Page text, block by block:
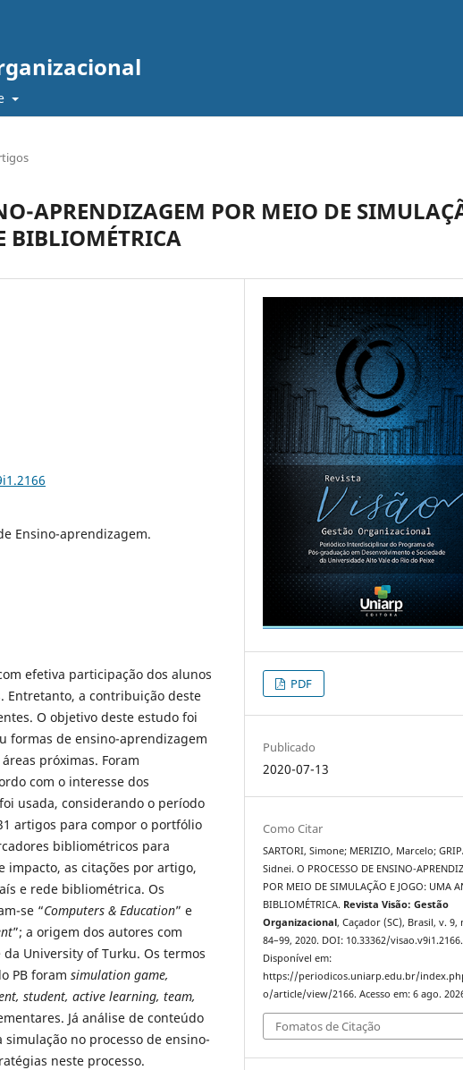
APRENDIZAGEM POR MEIO DE
BIBLIOMÉTRICA
Ensino-aprendizagem.
efetiva participação dos alunos
Entretanto, a contribuição deste
O objetivo deste estudo foi
formas de ensino-aprendizagem
próximas. Foram
com o interesse dos
usada, considerando o período
artigos para compor o portfólio
bibliométricos para
impacto, as citações por artigo,
e rede bibliométrica. Os
se “Computers & Education” e
”; a origem dos autores com
University of Turku. Os termos
PB foram simulation game,
student, active learning, team,
Já análise de conteúdo
no processo de ensino-
neste processo.
PDF
Publicado
2020-07-13
Como Citar
SARTORI, Simone; MERIZIO, Marcelo;
Sidnei. O PROCESSO DE ENSINO-
POR MEIO DE SIMULAÇÃO E JOGO: UMA
BIBLIOMÉTRICA. Revista Visão: Gestão
Organizacional, Caçador (SC), Brasil, v. 9,
84–99, 2020. DOI: 10.33362/visao.v9i1.2166.
Disponível em:
https://periodicos.uniarp.edu.br/
o/article/view/2166. Acesso em: 6 ago.
Fomatos de Citação